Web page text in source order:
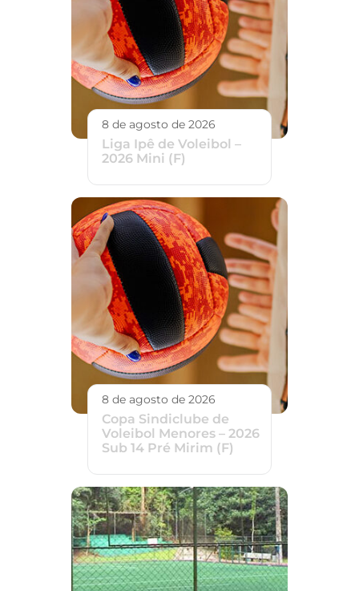
8 de agosto de 2026
Liga Ipê de Voleibol –
2026 Mini (F)
8 de agosto de 2026
Copa Sindiclube de
Voleibol Menores – 2026
Sub 14 Pré Mirim (F)